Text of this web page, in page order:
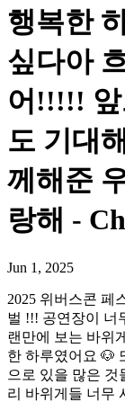
행복한
싶다아
어!!!!! 앞
도 기대
께해준
랑해 -
Jun 1, 2025
2025 위버스콘 페
벌 !!! 공연장이 너
랜만에 보는 바위
한 하루였어요 🐶
으로 있을 많은
리 바위게들 너무